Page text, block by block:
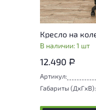
В наличии: 1 шт
12.490 Р
Артикул:
Габариты (ДxГxВ):